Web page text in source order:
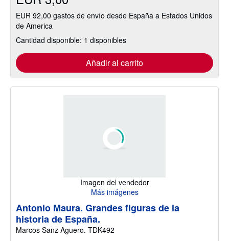
EUR 92,00 gastos de envío desde España a Estados Unidos
de America
Cantidad disponible: 1 disponibles
Añadir al carrito
Imagen del vendedor
Más imágenes
Antonio Maura. Grandes figuras de la
historia de España.
Marcos Sanz Aguero. TDK492